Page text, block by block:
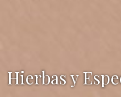
Hierbas y